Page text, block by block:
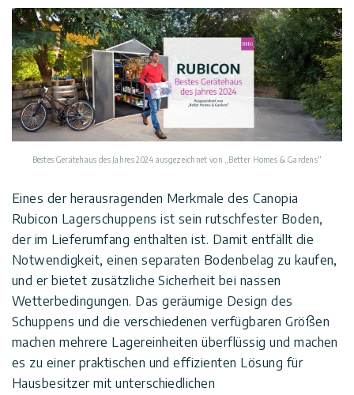
Industries
Bestes Gerätehaus des Jahres 2024 ausgezeichnet von „Better Homes & Gardens“
Eines der herausragenden Merkmale des Canopia
Rubicon Lagerschuppens ist sein rutschfester Boden,
der im Lieferumfang enthalten ist. Damit entfällt die
Notwendigkeit, einen separaten Bodenbelag zu kaufen,
und er bietet zusätzliche Sicherheit bei nassen
Wetterbedingungen. Das geräumige Design des
Schuppens und die verschiedenen verfügbaren Größen
machen mehrere Lagereinheiten überflüssig und machen
es zu einer praktischen und effizienten Lösung für
Hausbesitzer mit unterschiedlichen